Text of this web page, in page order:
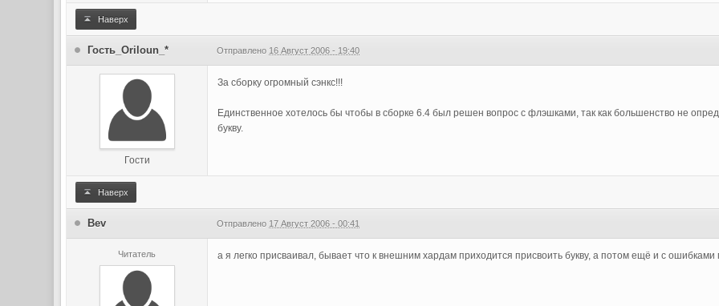
Наверх
Гость_Oriloun_* Отправлено 16 Август 2006 - 19:40
Гости
За сборку огромный сэнкс!!!
Единственное хотелось бы чтобы в сборке 6.4 был решен вопрос с флэшками, так как большенство не
букву.
Наверх
Bev Отправлено 17 Август 2006 - 00:41
Читатель а я легко присваивал, бывает что к внешним хардам приходится присвоить букву, а потом ещё и с